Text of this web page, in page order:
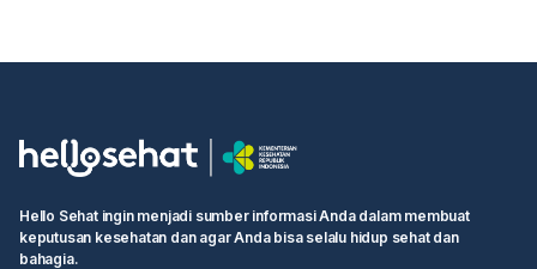
Hello Sehat ingin menjadi sumber informasi Anda dalam membuat
keputusan kesehatan dan agar Anda bisa selalu hidup sehat dan
bahagia.